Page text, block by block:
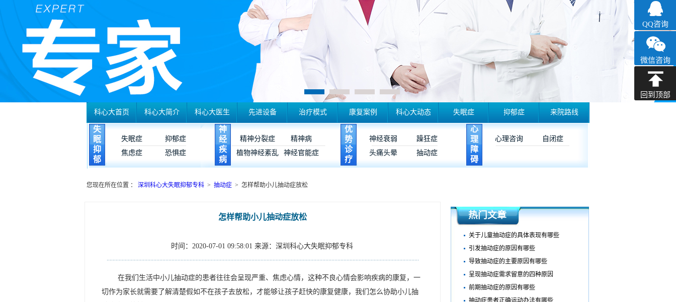
科心大首页 科心大简介 科心大医生 先进设备 治疗模式 康复案例 科心大动态 失眠症 抑郁症 来院路线
失
眠
抑
郁
失眠症
抑郁症
焦虑症
恐惧症
神
经
疾
病
精神分裂症
精神病
植物神经紊乱
神经官能症
优
势
诊
疗
神经衰弱
躁狂症
头痛头晕
抽动症
心
理
障
碍
心理咨询 自闭症
您现在所在位置 ： 深圳科心大失眠抑郁专科 > 抽动症 > 怎样帮助小儿抽动症放松
怎样帮助小儿抽动症放松
时间：2020-07-01 09:58:01 来源：深圳科心大失眠抑郁专科
在我们生活中小儿抽动症的患者往往会呈现严重、焦虑心情，这种不良心情会影响疾病的康复，一
切作为家长就需要了解清楚假如不在孩子去放松，才能够让孩子赶快的康复健康，我们怎么协助小儿抽
热门文章
关于儿童抽动症的具体表现有哪些
引发抽动症的原因有哪些
导致抽动症的主要原因有哪些
呈现抽动症需求留意的四种原因
前期抽动症的原因有哪些
抽动症患者正确运动办法有哪些
QQ咨询
微信咨询
回到顶部